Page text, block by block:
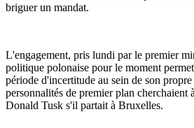
briguer un mandat.
L'engagement, pris lundi par le premier
politique polonaise pour le moment
période d'incertitude au sein de son
personnalités de premier plan cherchaient
Donald Tusk s'il partait à Bruxelles.